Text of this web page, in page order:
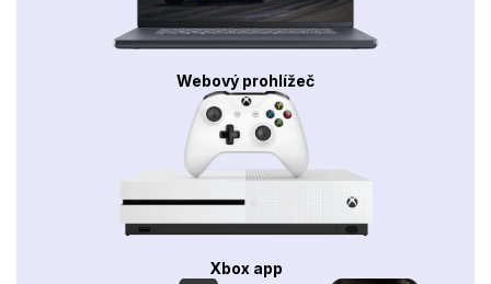
Webový prohlížeč
Xbox app